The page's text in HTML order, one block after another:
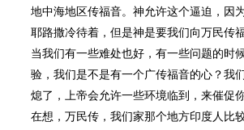
地中海地区传福音。神允许这个逼迫，因
耶路撒冷待着，但是神是要我们向万民传
当我们有一些难处也好，有一些问题的时
验，我们是不是有一个广传福音的心？我
熄了，上帝会允许一些环境临到，来催促
在想，万民传，我们家那个地方印度人比